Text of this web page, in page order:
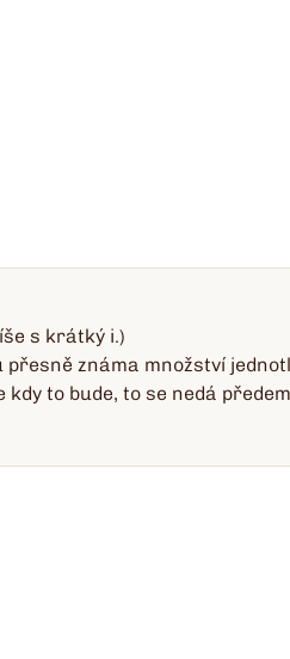
s krátký i.)
známa množství
to bude, to se nedá